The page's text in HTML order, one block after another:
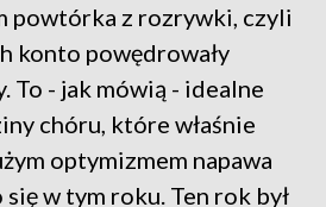
powtórka z rozrywki, czyli
konto powędrowały
To - jak mówią - idealne
chóru, które właśnie
optymizmem napawa
w tym roku. Ten rok był